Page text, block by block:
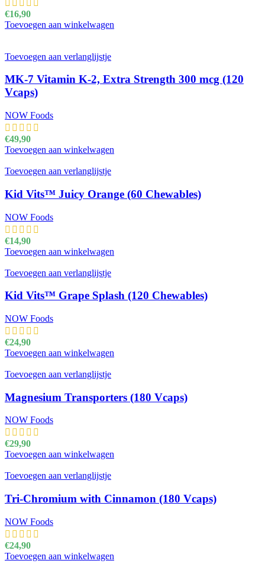
€16,90
Toevoegen aan winkelwagen
Toevoegen aan verlanglijstje
MK-7 Vitamin K-2, Extra Strength 300 mcg (120
Vcaps)
NOW Foods
€49,90
Toevoegen aan winkelwagen
Toevoegen aan verlanglijstje
Kid Vits™ Juicy Orange (60 Chewables)
NOW Foods
€14,90
Toevoegen aan winkelwagen
Toevoegen aan verlanglijstje
Kid Vits™ Grape Splash (120 Chewables)
NOW Foods
€24,90
Toevoegen aan winkelwagen
Toevoegen aan verlanglijstje
Magnesium Transporters (180 Vcaps)
NOW Foods
€29,90
Toevoegen aan winkelwagen
Toevoegen aan verlanglijstje
Tri-Chromium with Cinnamon (180 Vcaps)
NOW Foods
€24,90
Toevoegen aan winkelwagen